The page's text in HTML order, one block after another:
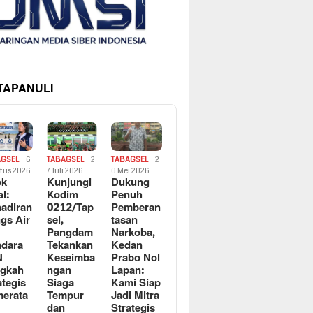
6
2026
Air
TABAGSEL
2
7 Juli 2026
Kunjungi
Kodim
0212/Tap
sel,
Pangdam
Tekankan
Keseimba
ngan
Siaga
Tempur
dan
TABAGSEL
2
0 Mei 2026
Dukung
Penuh
Pemberan
tasan
Narkoba,
Kedan
Prabo Nol
Lapan:
Kami Siap
Jadi Mitra
Strategis